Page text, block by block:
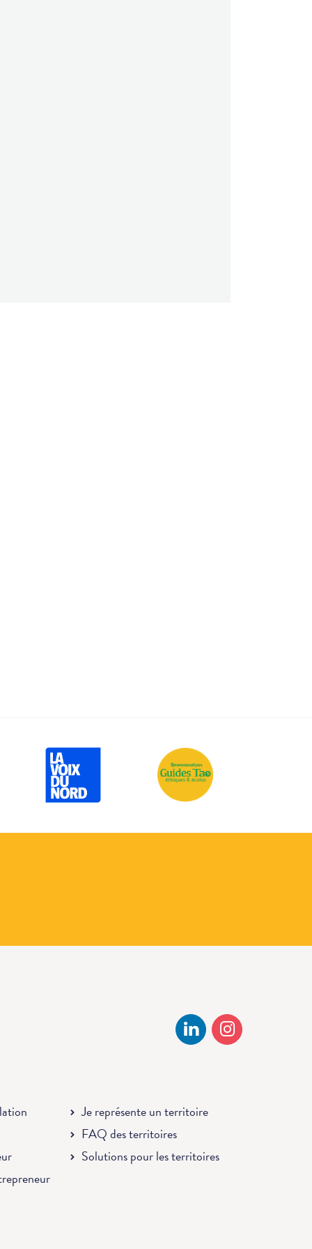
Je représente un territoire
FAQ des territoires
Solutions pour les territoires